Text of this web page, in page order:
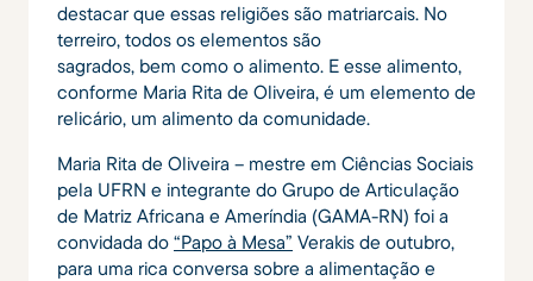
destacar que essas religiões são matriarcais. No
terreiro, todos os elementos são
sagrados, bem como o alimento. E esse alimento,
conforme Maria Rita de Oliveira, é um elemento de
relicário, um alimento da comunidade.
Maria Rita de Oliveira – mestre em Ciências Sociais
pela UFRN e integrante do Grupo de Articulação
de Matriz Africana e Ameríndia (GAMA-RN) foi a
convidada do “Papo à Mesa” Verakis de outubro,
para uma rica conversa sobre a alimentação e